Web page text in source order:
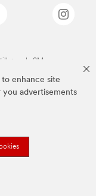
enhance site
you advertisements
3M.